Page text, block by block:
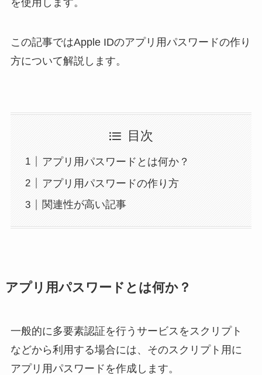
を使用します。
この記事ではApple IDのアプリ用パスワードの作り
方について解説します。
目次
アプリ用パスワードとは何か？
アプリ用パスワードの作り方
関連性が高い記事
アプリ用パスワードとは何か？
一般的に多要素認証を行うサービスをスクリプト
などから利用する場合には、そのスクリプト用に
アプリ用パスワードを作成します。